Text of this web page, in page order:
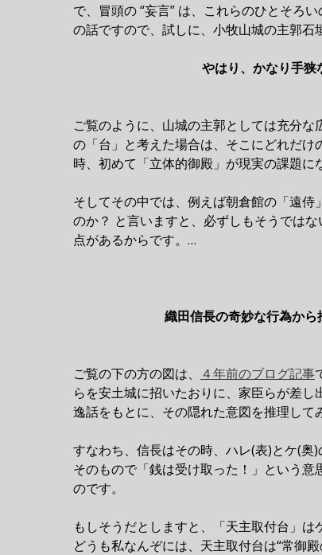
で、冒頭の “妄言” は、これらのひとそろ
の話ですので、試しに、小牧山城の主郭
やはり、かなり手狭
ご覧のように、山城の主郭としては充分
の「台」と考えた場合は、そこにどれだけ
時、初めて「立体的御殿」が現実の課題に
そしてその中では、例えば朝倉館の「遠
のか？ と言いますと、必ずしもそうでは
点があるからです。…
織田信長の奇妙な行為か
ご覧の下の方の図は、 ４年前のブログ記事
らを安土城に招いたおりに、家臣らが差
逸話をもとに、その隠れた意図を推理して
すなわち、信長はその時、ハレ(表)とケ(
そのもので「銭は受け取った！」という
のです。
もしそうだとしますと、「天主取付台」は
どうも私なんぞには、天主取付台は“常御